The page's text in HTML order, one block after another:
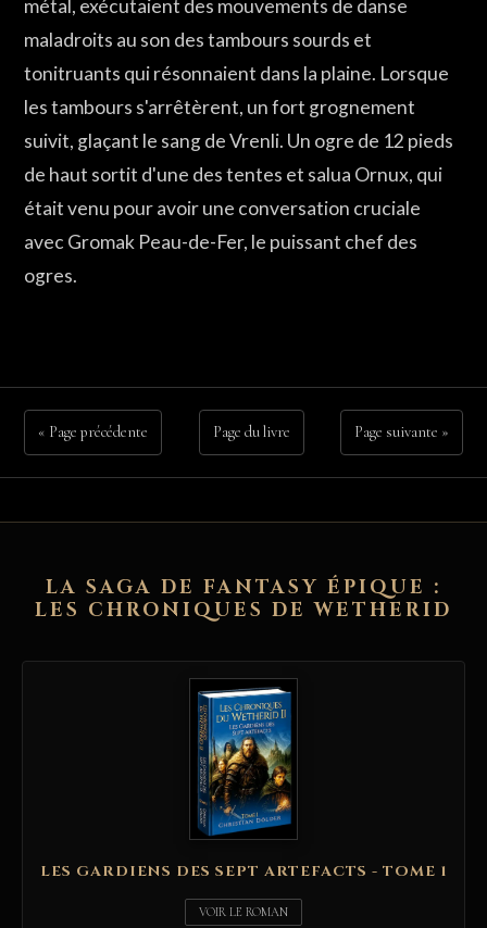
métal, exécutaient des mouvements de danse
maladroits au son des tambours sourds et
tonitruants qui résonnaient dans la plaine. Lorsque
les tambours s'arrêtèrent, un fort grognement
suivit, glaçant le sang de Vrenli. Un ogre de 12 pieds
de haut sortit d'une des tentes et salua Ornux, qui
était venu pour avoir une conversation cruciale
avec Gromak Peau-de-Fer, le puissant chef des
ogres.
« Page précédente Page du livre Page suivante »
LA SAGA DE FANTASY ÉPIQUE :
LES CHRONIQUES DE WETHERID
LES GARDIENS DES SEPT ARTEFACTS - TOME 1
VOIR LE ROMAN